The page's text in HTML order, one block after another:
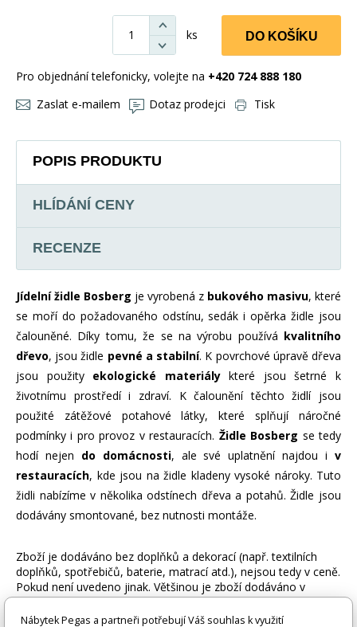
ks DO KOŠÍKU
Pro objednání telefonicky, volejte na +420 724 888 180
Zaslat e-mailem
Dotaz prodejci Tisk
POPIS PRODUKTU
HLÍDÁNÍ CENY
RECENZE
Jídelní židle Bosberg je vyrobená z bukového masivu, které
se moří do požadovaného odstínu, sedák i opěrka židle jsou
čalouněné. Díky tomu, že se na výrobu používá kvalitního
dřevo, jsou židle pevné a stabilní. K povrchové úpravě dřeva
jsou použity ekologické materiálykteré jsou šetrné k
životnímu prostředí i zdraví. K čalounění těchto židlí jsou
použité zátěžové potahové látky, které splňují náročné
podmínky i pro provoz v restauracích. Židle Bosberg se tedy
hodí nejen do domácnosti, ale své uplatnění najdou iv
restauracích, kde jsou na židle kladeny vysoké nároky. Tuto
židli nabízíme v několika odstínech dřeva a potahů. Židle jsou
dodávány smontované, bez nutnosti montáže.
Zboží je dodáváno bez doplňků a dekorací (např. textilních
doplňků, spotřebičů, baterie, matrací atd.), nejsou tedy v ceně.
Pokud není uvedeno jinak. Většinou je zboží dodáváno v
demontovaném stavu, dle charakteru zboží. Fotografie mohou
být i ilustrační a barva produktu nemusí odpovídat skutečnosti
Nábytek Pegas a partneři potřebují Váš souhlas k využití